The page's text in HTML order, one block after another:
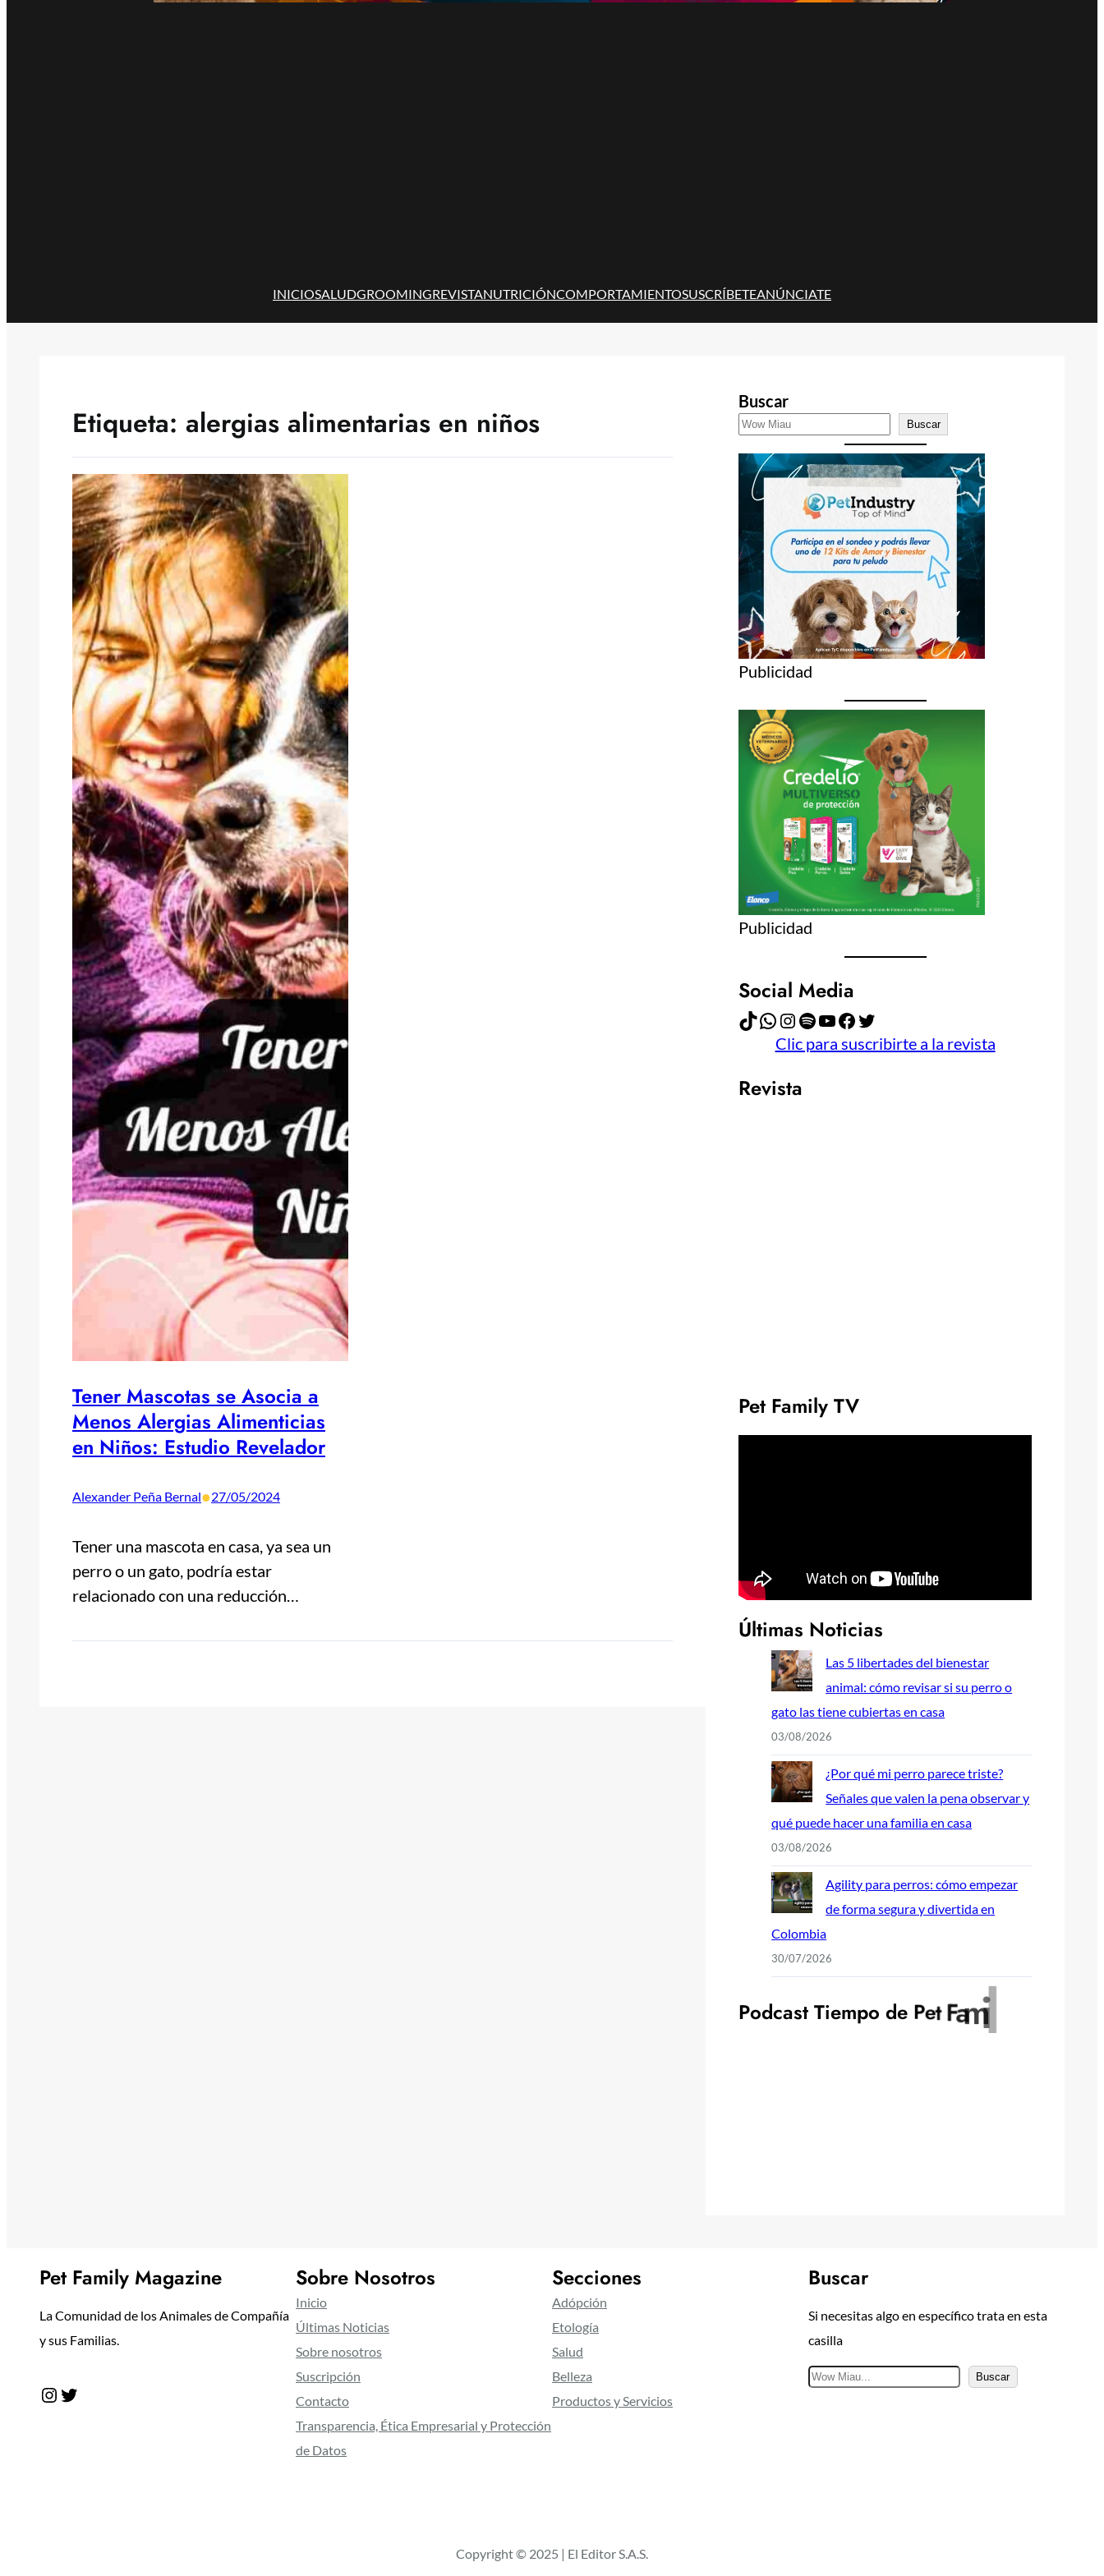
INICIOSALUDGROOMINGREVISTANUTRICIÓNCOMPORTAMIENTOSUSCRÍBETEANÚNCIATE
Etiqueta: alergias alimentarias en niños
Tener Mascotas se Asocia a
Menos Alergias Alimenticias
en Niños: Estudio Revelador
Alexander Peña Bernal•27/05/2024
Tener una mascota en casa, ya sea un
perro o un gato, podría estar
relacionado con una reducción…
Buscar
Buscar
Publicidad
Publicidad
Social Media
TikTok WhatsApp Instagram Spotify YouTube Facebook Twitter
Clic para suscribirte a la revista
Revista
Pet Family TV
Últimas Noticias
Las 5 libertades del bienestar
animal: cómo revisar si su perro o
gato las tiene cubiertas en casa
03/08/2026
¿Por qué mi perro parece triste?
Señales que valen la pena observar y
qué puede hacer una familia en casa
03/08/2026
Agility para perros: cómo empezar
de forma segura y divertida en
Colombia
30/07/2026
Podcast Tiempo de Pet Fami
Pet Family Magazine
La Comunidad de los Animales de Compañía
y sus Familias.
Instagram Twitter
Sobre Nosotros
Inicio
Últimas Noticias
Sobre nosotros
Suscripción
Contacto
Transparencia, Ética Empresarial y Protección
de Datos
Secciones
Adópción
Etología
Salud
Belleza
Productos y Servicios
Buscar
Si necesitas algo en específico trata en esta
casilla
B
Buscar
Copyright © 2025 | El Editor S.A.S.